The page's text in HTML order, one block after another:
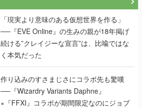
く本気だった
作り込みのすさまじさにコラボ先も驚嘆
──『Wizardry Variants Daphne』
×『FFXI』コラボが期間限定なのにジョブ
もキャラも武器も戦闘システムもワンオフ
で作り込まれた理由を両ディレクターに聞
く
『TATSUJIN』の弓削雅稔×『ライデンファ